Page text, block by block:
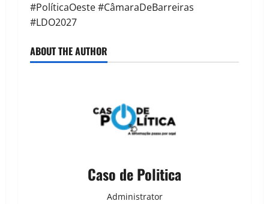
#PolíticaOeste #CâmaraDeBarreiras
#LDO2027
ABOUT THE AUTHOR
Caso de Politica
Administrator